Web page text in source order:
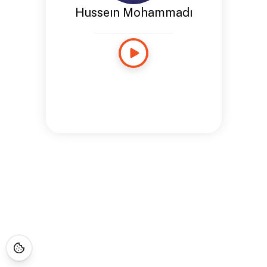
Husseın Mohammadı